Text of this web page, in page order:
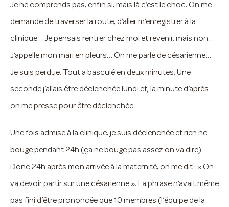
Je ne comprends pas, enfin si, mais là c’est le choc. On me
demande de traverser la route, d’aller m’enregistrer à la
clinique… Je pensais rentrer chez moi et revenir, mais non…
J’appelle mon mari en pleurs… On me parle de césarienne…
Je suis perdue. Tout a basculé en deux minutes. Une
seconde j’allais être déclenchée lundi et, la minute d’après
on me presse pour être déclenchée.
Une fois admise à la clinique, je suis déclenchée et rien ne
bouge pendant 24h (ça ne bouge pas assez on va dire).
Donc 24h après mon arrivée à la maternité, on me dit : « On
va devoir partir sur une césarienne ». La phrase n’avait même
pas fini d’être prononcée que 10 membres (l’équipe de la